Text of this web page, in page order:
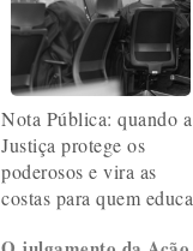
Nota Pública: quando a
Justiça protege os
poderosos e vira as
costas para quem educa